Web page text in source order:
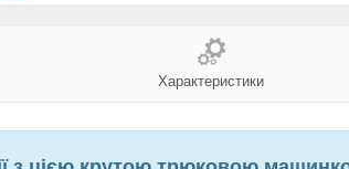
Характеристики